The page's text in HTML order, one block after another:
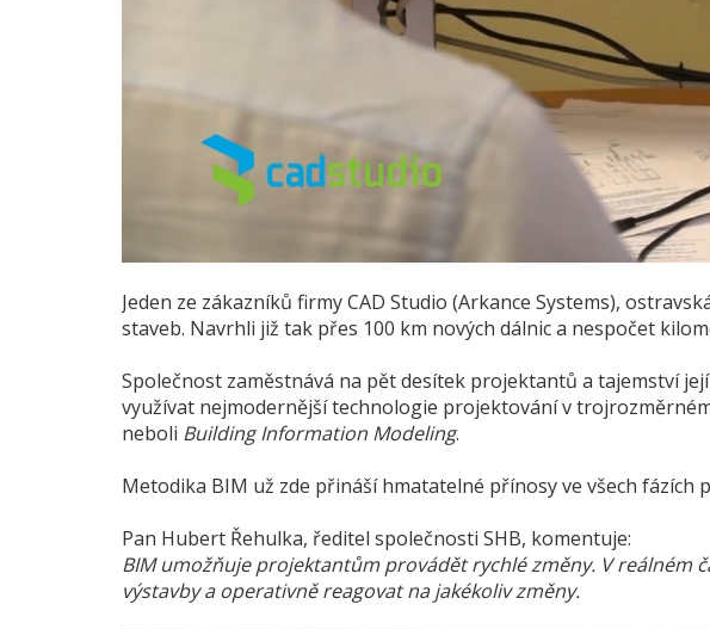
Jeden ze zákazníků firmy CAD Studio (Arkance Systems),
staveb. Navrhli již tak přes 100 km nových dálnic a nespočet
Společnost zaměstnává na pět desítek projektantů a tajemství
využívat nejmodernější technologie projektování v
neboli Building Information Modeling.
Metodika BIM už zde přináší hmatatelné přínosy ve všech
Pan Hubert Řehulka, ředitel společnosti SHB, komentuje:
BIM umožňuje projektantům provádět rychlé změny. V
výstavby a operativně reagovat na jakékoliv změny.